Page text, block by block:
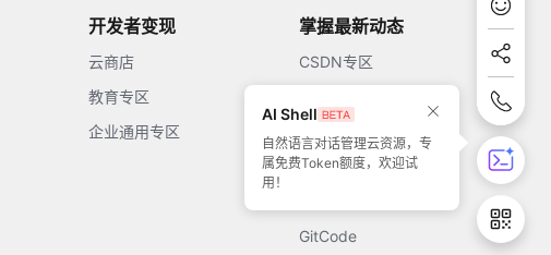
开发者变现
云商店
教育专区
企业通用专区
掌握最新动态
CSDN专区
51CTO
GitCode
AI Shell
自然语言对话管理云资源，专
属免费Token额度，欢迎试
用！